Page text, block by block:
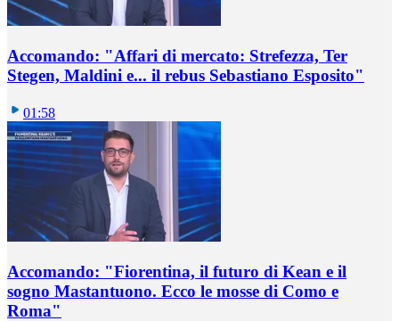
Accomando: "Affari di mercato: Strefezza, Ter
Stegen, Maldini e... il rebus Sebastiano Esposito"
01:58
Accomando: "Fiorentina, il futuro di Kean e il
sogno Mastantuono. Ecco le mosse di Como e
Roma"